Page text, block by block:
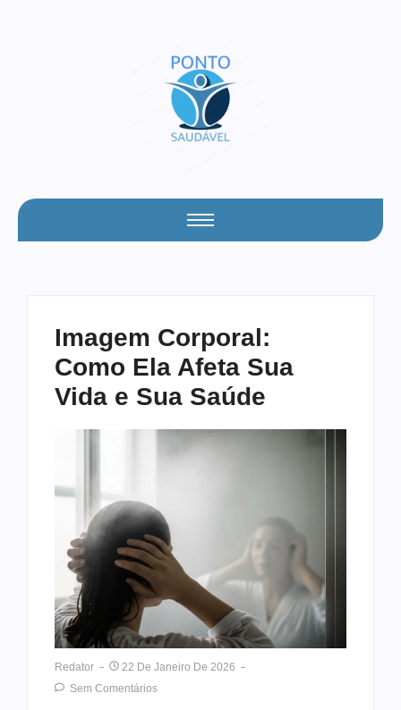
Imagem Corporal:
Como Ela Afeta Sua
Vida e Sua Saúde
Redator
22 De Janeiro De 2026
Sem Comentários